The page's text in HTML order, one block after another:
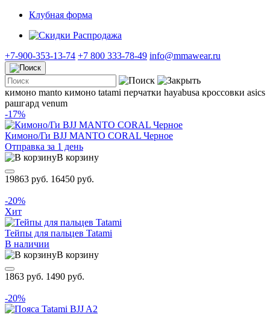
Клубная форма
Распродажа
+7-900-353-13-74 +7 800 333-78-49 info@mmawear.ru
кимоно manto кимоно tatami перчатки hayabusa кроссовки asics
рашгард venum
-17%
Кимоно/Ги BJJ MANTO CORAL Черное
Отправка за 1 день
В корзину
19863 руб. 16450 руб.
-20%
Хит
Тейпы для пальцев Tatami
В наличии
В корзину
1863 руб. 1490 руб.
-20%